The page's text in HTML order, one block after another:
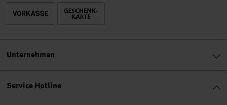
Service Hotline
Unternehmen